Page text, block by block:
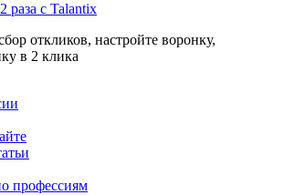
раза с Talantix
откликов, настройте воронку,
в 2 клика
профессиям